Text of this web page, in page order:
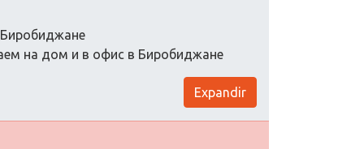
на дом и в офис в Биробиджане
Expandir